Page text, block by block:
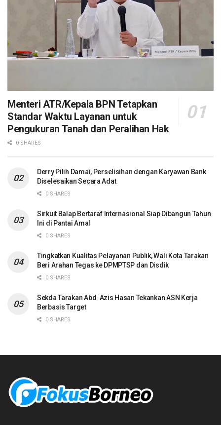
Menteri ATR/Kepala BPN Tetapkan
Standar Waktu Layanan untuk
Pengukuran Tanah dan Peralihan Hak
0 SHARES
Derry Pilih Damai, Perselisihan dengan Karyawan Bank
Diselesaikan Secara Adat
0 SHARES
Sirkuit Balap Bertaraf Internasional Siap Dibangun Tahun
Ini di Pantai Amal
0 SHARES
Tingkatkan Kualitas Pelayanan Publik, Wali Kota Tarakan
Beri Arahan Tegas ke DPMPTSP dan Disdik
0 SHARES
Sekda Tarakan Abd. Azis Hasan Tekankan ASN Kerja
Berbasis Target
0 SHARES